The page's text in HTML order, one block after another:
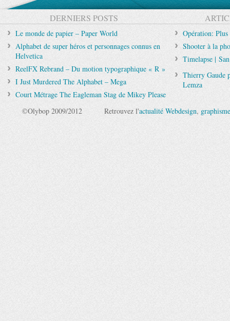
DERNIERS POSTS
Le monde de papier – Paper World
Alphabet de super héros et personnages connus en
Helvetica
ReelFX Rebrand – Du motion typographique « R »
I Just Murdered The Alphabet – Mega
Court Métrage The Eagleman Stag de Mikey Please
Opération: Plus
Shooter à la
Timelapse |
Thierry Gaude
Lemza
©Olybop 2009/2012 Retrouvez l'actualité Webdesign, graphisme